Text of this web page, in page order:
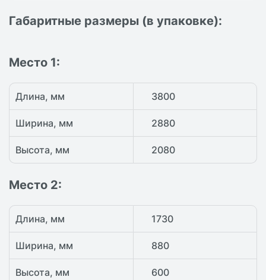
Габаритные размеры (в упаковке):
Место 1:
Длина, мм 3800
Ширина, мм 2880
Высота, мм 2080
Место 2:
Длина, мм 1730
Ширина, мм 880
Высота, мм 600